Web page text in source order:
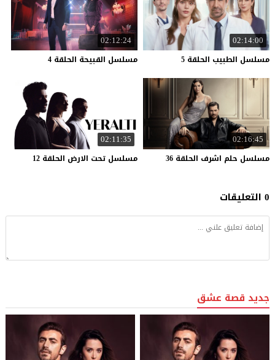
02:14:00
مسلسل الطبيب الحلقة 5
02:12:24
مسلسل القبيحة الحلقة 4
02:16:45
مسلسل حلم اشرف الحلقة 36
02:11:35
مسلسل تحت الارض الحلقة 12
0 التعليقات
جديد قصة عشق